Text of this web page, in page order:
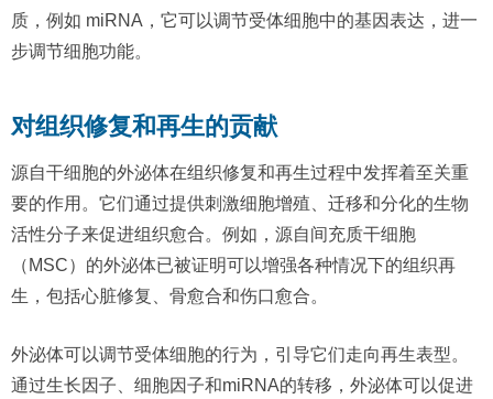
质，例如 miRNA，它可以调节受体细胞中的基因表达，进一
步调节细胞功能。
对组织修复和再生的贡献
源自干细胞的外泌体在组织修复和再生过程中发挥着至关重
要的作用。它们通过提供刺激细胞增殖、迁移和分化的生物
活性分子来促进组织愈合。例如，源自间充质干细胞
（MSC）的外泌体已被证明可以增强各种情况下的组织再
生，包括心脏修复、骨愈合和伤口愈合。
外泌体可以调节受体细胞的行为，引导它们走向再生表型。
通过生长因子、细胞因子和miRNA的转移，外泌体可以促进